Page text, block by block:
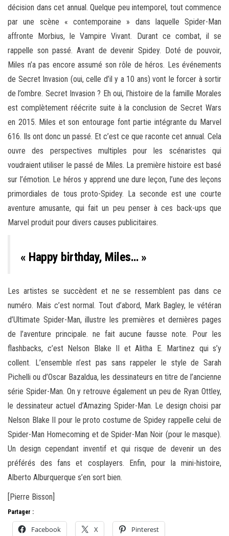
décision dans cet annual. Quelque peu intemporel, tout commence
par une scène « contemporaine » dans laquelle Spider-Man
affronte Morbius, le Vampire Vivant. Durant ce combat, il se
rappelle son passé. Avant de devenir Spidey. Doté de pouvoir,
Miles n’a pas encore assumé son rôle de héros. Les événements
de Secret Invasion (oui, celle d’il y a 10 ans) vont le forcer à sortir
de l’ombre. Secret Invasion ? Eh oui, l’histoire de la famille Morales
est complètement réécrite suite à la conclusion de Secret Wars
en 2015. Miles et son entourage font partie intégrante du Marvel
616. Ils ont donc un passé. Et c’est ce que raconte cet annual. Cela
ouvre des perspectives multiples pour les scénaristes qui
voudraient utiliser le passé de Miles. La première histoire est basé
sur l’émotion. Le héros y apprend une dure leçon, l’une des leçons
primordiales de tous proto-Spidey. La seconde est une courte
aventure amusante, qui fait un peu penser à ces back-ups que
Marvel produit pour divers causes publicitaires.
« Happy birthday, Miles… »
Les artistes se succèdent et ne se ressemblent pas dans ce
numéro. Mais c’est normal. Tout d’abord, Mark Bagley, le vétéran
d’Ultimate Spider-Man, illustre les premières et dernières pages
de l’aventure principale. ne fait aucune fausse note. Pour les
flashbacks, c’est Nelson Blake II et Alitha E. Martinez qui s’y
collent. L’ensemble n’est pas sans rappeler le style de Sarah
Pichelli ou d’Oscar Bazaldua, les dessinateurs en titre de l’ancienne
série Spider-Man. On y retrouve également un peu de Ryan Ottley,
le dessinateur actuel d’Amazing Spider-Man. Le design choisi par
Nelson Blake II pour le proto costume de Spidey rappelle celui de
Spider-Man Homecoming et de Spider-Man Noir (pour le masque).
Un design cependant inventif et qui risque de devenir un des
préférés des fans et cosplayers. Enfin, pour la mini-histoire,
Alberto Alburquerque s’en sort bien.
[Pierre Bisson]
Partager :
Facebook X Pinterest